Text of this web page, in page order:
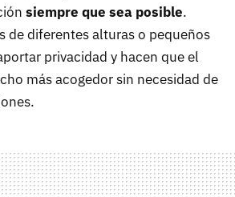
siempre que sea posible.
de diferentes alturas o pequeños
privacidad y hacen que el
más acogedor sin necesidad de